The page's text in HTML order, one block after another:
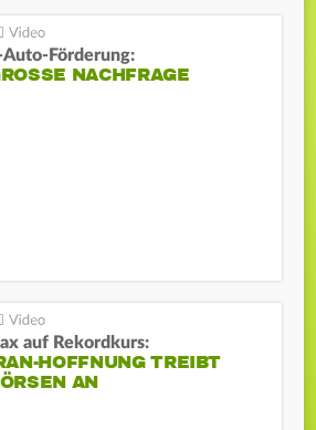
Auto-Förderung:
NACHFRAGE
auf Rekordkurs:
HOFFNUNG TREIBT
AN